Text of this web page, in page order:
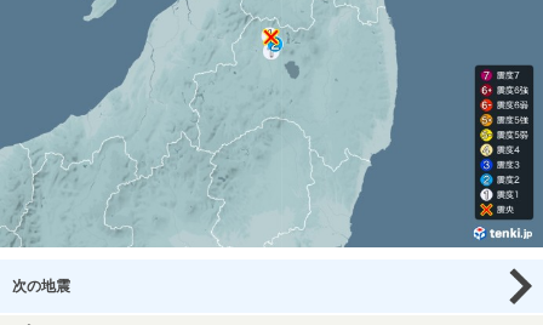
次の地震